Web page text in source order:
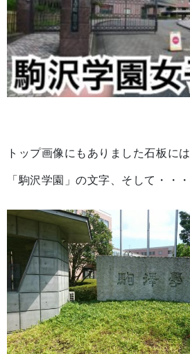
トップ画像にもありました石板には
「駒沢学園」の文字、そして・・・